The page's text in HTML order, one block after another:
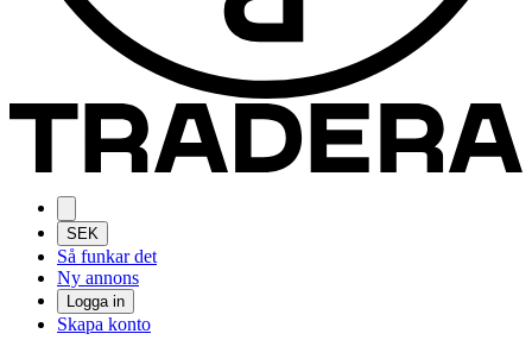
SEK
Så funkar det
Ny annons
Logga in
Skapa konto